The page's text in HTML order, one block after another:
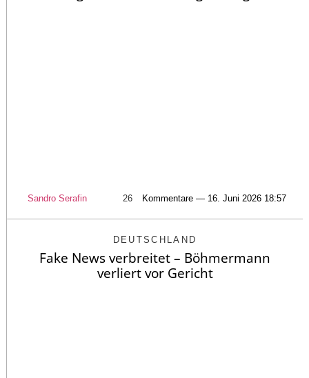
Sandro Serafin 26 Kommentare — 16. Juni 2026 18:57
DEUTSCHLAND
Fake News verbreitet – Böhmermann
verliert vor Gericht